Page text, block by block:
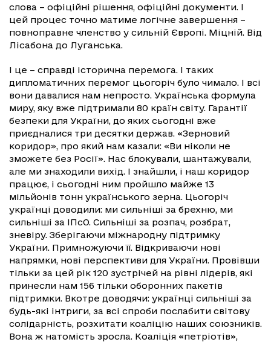
слова – офіційні рішення, офіційні документи. І
цей процес точно матиме логічне завершення –
повноправне членство у сильній Європі. Міцній. Від
Лісабона до Луганська.
І це – справді історична перемога. І таких
дипломатичних перемог цьогоріч було чимало. І всі
вони давалися нам непросто. Українська формула
миру, яку вже підтримали 80 країн світу. Гарантії
безпеки для України, до яких сьогодні вже
приєдналися три десятки держав. «Зерновий
коридор», про який нам казали: «Ви ніколи не
зможете без Росії». Нас блокували, шантажували,
але ми знаходили вихід. І знайшли, і наш коридор
працює, і сьогодні ним пройшло майже 13
мільйонів тонн українського зерна. Цьогоріч
українці доводили: ми сильніші за брехню, ми
сильніші за ІПсО. Сильніші за розпач, розбрат,
зневіру. Зберігаючи міжнародну підтримку
України. Примножуючи її. Відкриваючи нові
напрямки, нові перспективи для України. Провівши
тільки за цей рік 120 зустрічей на рівні лідерів, які
принесли нам 156 тільки оборонних пакетів
підтримки. Вкотре доводячи: українці сильніші за
будь-які інтриги, за всі спроби послабити світову
солідарність, розхитати коаліцію наших союзників.
Вона ж натомість зросла. Коаліція «петріотів»,